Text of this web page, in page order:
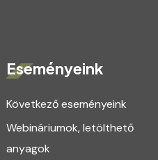
Eseményeink
Következő eseményeink
Webináriumok, letölthető
anyagok